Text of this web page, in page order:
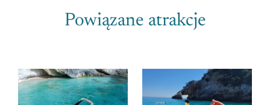
Powiązane atrakcje